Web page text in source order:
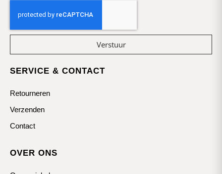
Verstuur
SERVICE & CONTACT
Retourneren
Verzenden
Contact
OVER ONS